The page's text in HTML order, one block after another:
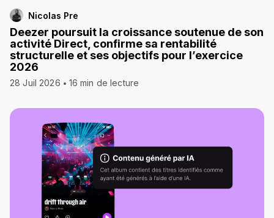
Nicolas Pre
Deezer poursuit la croissance soutenue de son
activité Direct, confirme sa rentabilité
structurelle et ses objectifs pour l’exercice
2026
28 Juil 2026 16 min de lecture